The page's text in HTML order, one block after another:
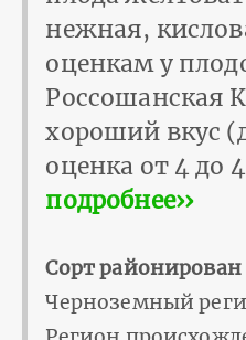
нежная,
оценкам у
Россошанская
хороший вкус
оценка от 4 до
подробнее››
Сорт районирован
Черноземный